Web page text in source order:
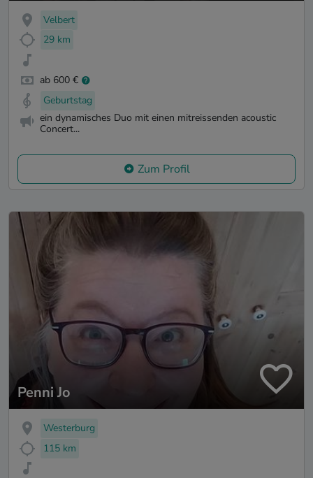
Velbert
29 km
ab 600 €
Geburtstag
ein dynamisches Duo mit einen mitreissenden acoustic
Concert...
Zum Profil
Penni Jo
Westerburg
115 km